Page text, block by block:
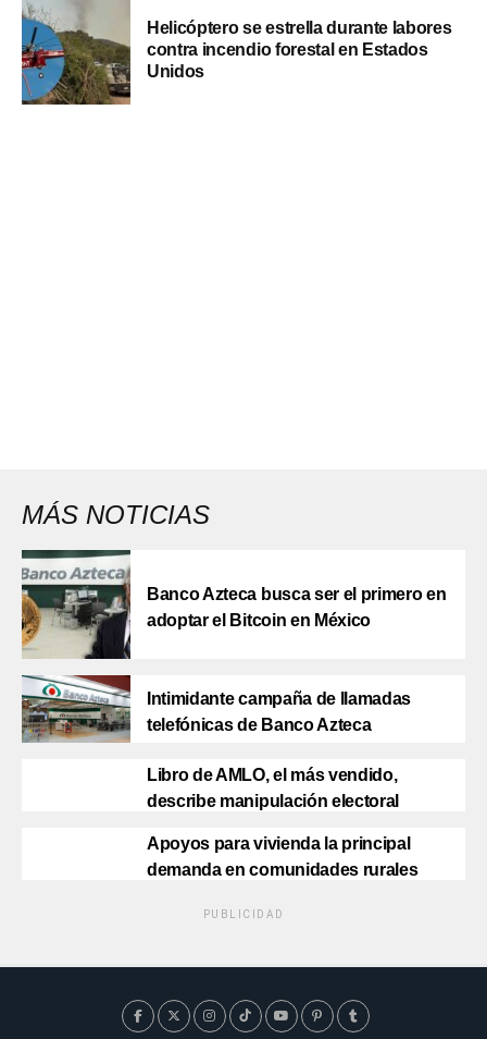
Helicóptero se estrella durante labores
contra incendio forestal en Estados
Unidos
MÁS NOTICIAS
Banco Azteca busca ser el primero en
adoptar el Bitcoin en México
Intimidante campaña de llamadas
telefónicas de Banco Azteca
Libro de AMLO, el más vendido,
describe manipulación electoral
Apoyos para vivienda la principal
demanda en comunidades rurales
PUBLICIDAD